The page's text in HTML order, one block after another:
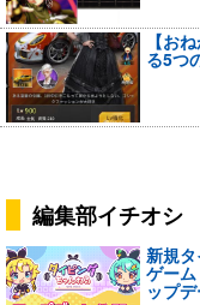
【お
る5つ
編集部イチオシ
新規
ゲー
ップ